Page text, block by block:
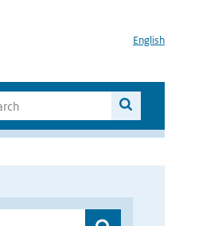
English